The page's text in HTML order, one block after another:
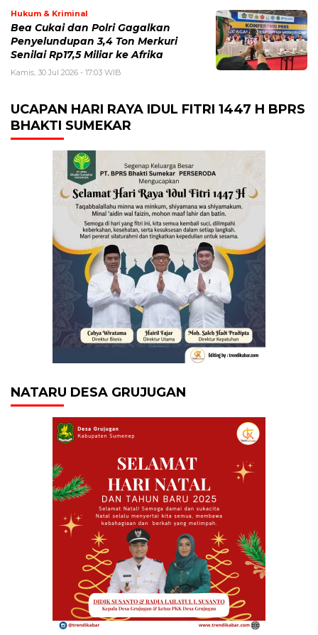
Hukum & Kriminal
Bea Cukai dan Polri Gagalkan
Penyelundupan 3,4 Ton Merkuri
Senilai Rp17,5 Miliar ke Afrika
Kamis, 30 Jul 2026 - 17:03 WIB
UCAPAN HARI RAYA IDUL FITRI 1447 H BPRS
BHAKTI SUMEKAR
NATARU DESA GRUJUGAN